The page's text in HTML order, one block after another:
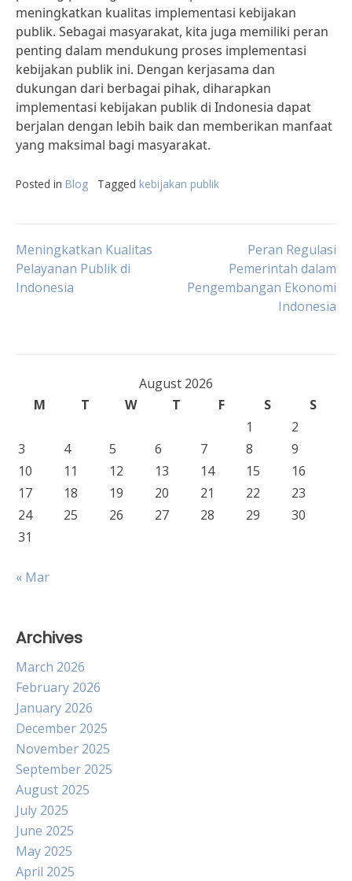
meningkatkan kualitas implementasi kebijakan
publik. Sebagai masyarakat, kita juga memiliki peran
penting dalam mendukung proses implementasi
kebijakan publik ini. Dengan kerjasama dan
dukungan dari berbagai pihak, diharapkan
implementasi kebijakan publik di Indonesia dapat
berjalan dengan lebih baik dan memberikan manfaat
yang maksimal bagi masyarakat.
Posted in Blog Tagged kebijakan publik
Post
navigation
Meningkatkan Kualitas
Pelayanan Publik di
Indonesia
Peran Regulasi
Pemerintah dalam
Pengembangan Ekonomi
Indonesia
August 2026
M
T W T F S
S
1
2
3
4 5 6 7 8
9
10
11 12 13 14 15
16
17
18 19 20 21 22
23
24
25 26 27 28 29
30
31
« Mar
Archives
March 2026
February 2026
January 2026
December 2025
November 2025
September 2025
August 2025
July 2025
June 2025
May 2025
April 2025